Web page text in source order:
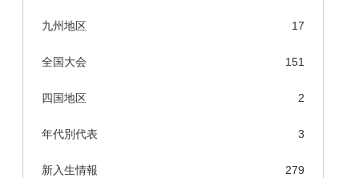
九州地区 17
全国大会 151
四国地区 2
年代別代表 3
新入生情報 279